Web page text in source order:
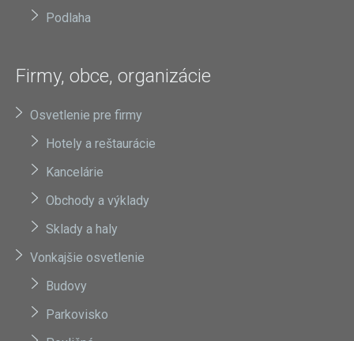
Podlaha
Firmy, obce, organizácie
Osvetlenie pre firmy
Hotely a reštaurácie
Kancelárie
Obchody a výklady
Sklady a haly
Vonkajšie osvetlenie
Budovy
Parkovisko